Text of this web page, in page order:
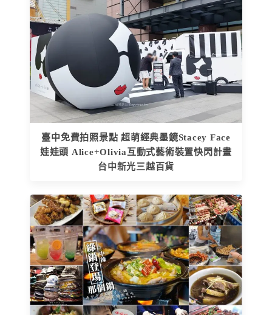
臺中免費拍照景點 超萌經典墨鏡Stacey Face
娃娃頭 Alice+Olivia互動式藝術裝置快閃計畫
台中新光三越百貨